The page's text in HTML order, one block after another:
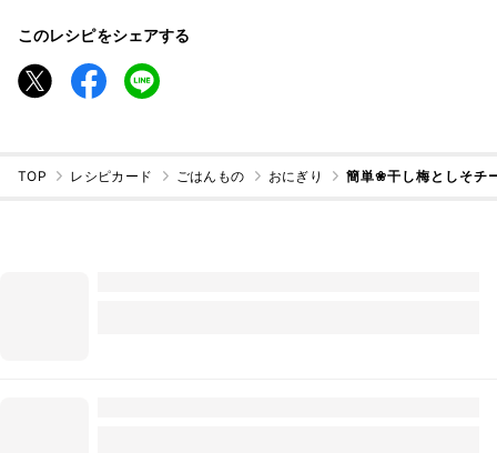
このレシピをシェアする
TOP レシピカード ごはんもの おにぎり 簡単❀干し梅としそチ